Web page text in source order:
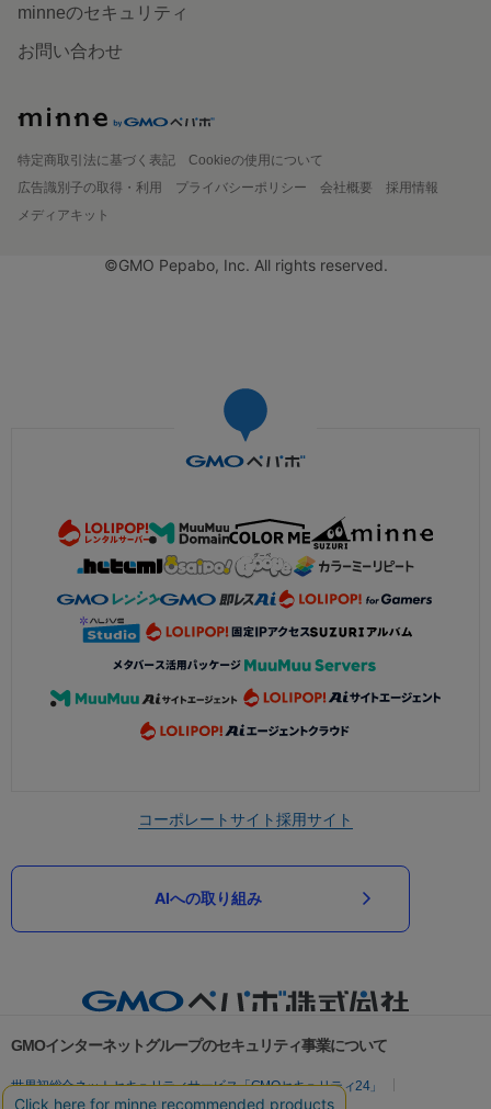
minneのセキュリティ
お問い合わせ
特定商取引法に基づく表記
Cookieの使用について
広告識別子の取得・利用
プライバシーポリシー 会社概要
採用情報
メディアキット
©GMO Pepabo, Inc. All rights reserved.
コーポレートサイト採用サイト
AIへの取り組み
GMOインターネットグループのセキュリティ事業について
世界初総合ネットセキュリティサービス「GMOセキュリティ24」